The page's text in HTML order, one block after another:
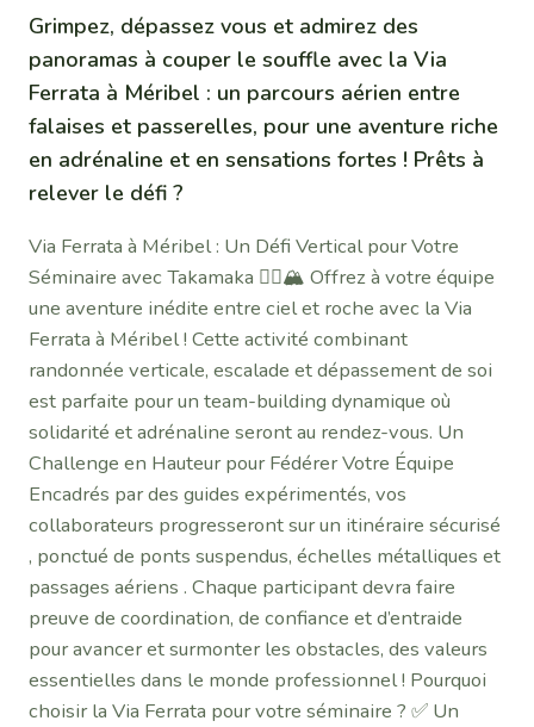
Grimpez, dépassez vous et admirez des
panoramas à couper le souffle avec la Via
Ferrata à Méribel : un parcours aérien entre
falaises et passerelles, pour une aventure riche
en adrénaline et en sensations fortes ! Prêts à
relever le défi ?
Via Ferrata à Méribel : Un Défi Vertical pour Votre
Séminaire avec Takamaka 🧗‍♂️🏔️ Offrez à votre équipe
une aventure inédite entre ciel et roche avec la Via
Ferrata à Méribel ! Cette activité combinant
randonnée verticale, escalade et dépassement de soi
est parfaite pour un team-building dynamique où
solidarité et adrénaline seront au rendez-vous. Un
Challenge en Hauteur pour Fédérer Votre Équipe
Encadrés par des guides expérimentés, vos
collaborateurs progresseront sur un itinéraire sécurisé
, ponctué de ponts suspendus, échelles métalliques et
passages aériens . Chaque participant devra faire
preuve de coordination, de confiance et d’entraide
pour avancer et surmonter les obstacles, des valeurs
essentielles dans le monde professionnel ! Pourquoi
choisir la Via Ferrata pour votre séminaire ? ✅ Un